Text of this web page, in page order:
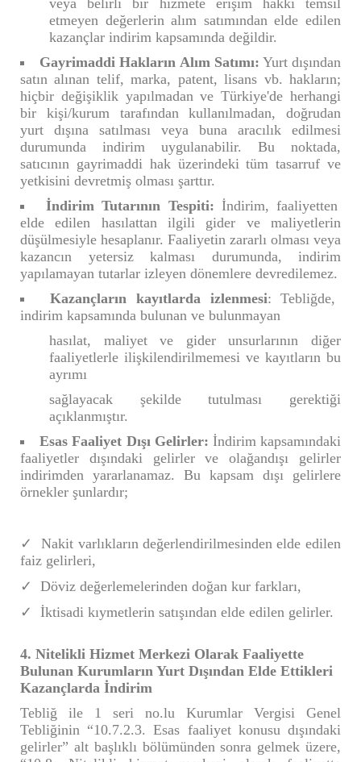
veya belirli bir hizmete erişim hakkı temsil
etmeyen değerlerin alım satımından elde edilen
kazançlar indirim kapsamında değildir.
Gayrimaddi Hakların Alım Satımı: Yurt dışından
satın alınan telif, marka, patent, lisans vb. hakların;
hiçbir değişiklik yapılmadan ve Türkiye'de herhangi
bir kişi/kurum tarafından kullanılmadan, doğrudan
yurt dışına satılması veya buna aracılık edilmesi
durumunda indirim uygulanabilir. Bu noktada,
satıcının gayrimaddi hak üzerindeki tüm tasarruf ve
yetkisini devretmiş olması şarttır.
İndirim Tutarının Tespiti: İndirim, faaliyetten
elde edilen hasılattan ilgili gider ve maliyetlerin
düşülmesiyle hesaplanır. Faaliyetin zararlı olması veya
kazancın yetersiz kalması durumunda, indirim
yapılamayan tutarlar izleyen dönemlere devredilemez.
Kazançların kayıtlarda izlenmesi: Tebliğde,
indirim kapsamında bulunan ve bulunmayan
hasılat, maliyet ve gider unsurlarının diğer
faaliyetlerle ilişkilendirilmemesi ve kayıtların bu
ayrımı
sağlayacak şekilde tutulması gerektiği
açıklanmıştır.
Esas Faaliyet Dışı Gelirler: İndirim kapsamındaki
faaliyetler dışındaki gelirler ve olağandışı gelirler
indirimden yararlanamaz. Bu kapsam dışı gelirlere
örnekler şunlardır;
Nakit varlıkların değerlendirilmesinden elde edilen
faiz gelirleri,
Döviz değerlemelerinden doğan kur farkları,
İktisadi kıymetlerin satışından elde edilen gelirler.
4. Nitelikli Hizmet Merkezi Olarak Faaliyette
Bulunan Kurumların Yurt Dışından Elde Ettikleri
Kazançlarda İndirim
Tebliğ ile 1 seri no.lu Kurumlar Vergisi Genel
Tebliğinin “10.7.2.3. Esas faaliyet konusu dışındaki
gelirler” alt başlıklı bölümünden sonra gelmek üzere,